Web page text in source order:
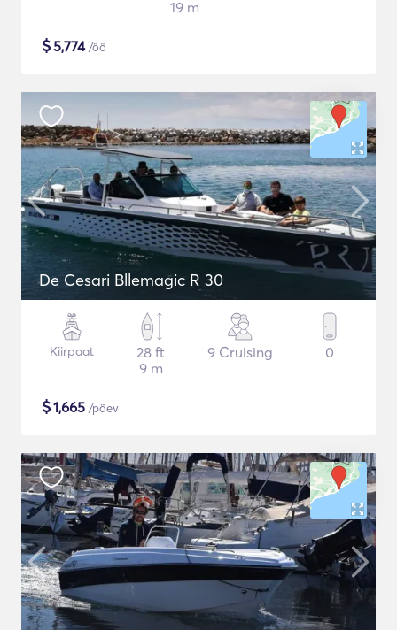
19 m
$5,774/öö
De Cesari Bllemagic R 30
Kiirpaat
28 ft
9 m
9 Cruising 0
$1,665 /päev